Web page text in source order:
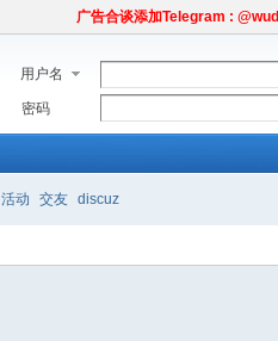
广告合谈添加Telegram :
用户名
密码
活动 交友 discuz